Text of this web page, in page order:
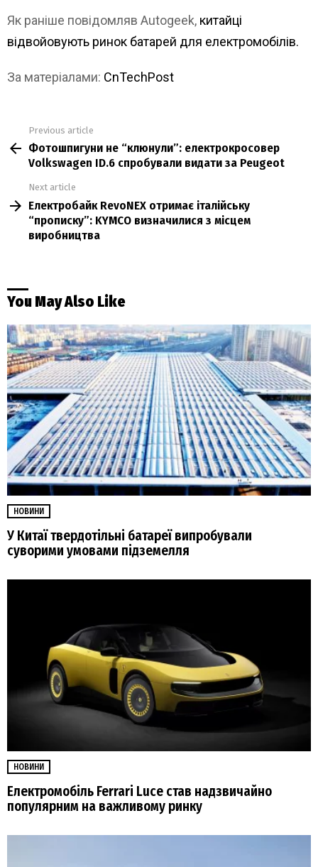
Як раніше повідомляв Autogeek, китайці
відвойовують ринок батарей для електромобілів.
За матеріалами: CnTechPost
more
Previous article
Фотошпигуни не “клюнули”: електрокросовер
Volkswagen ID.6 спробували видати за Peugeot
Next article
Електробайк RevoNEX отримає італійську
“прописку”: KYMCO визначилися з місцем
виробництва
You May Also Like
НОВИНИ
У Китаї твердотільні батареї випробували
суворими умовами підземелля
НОВИНИ
Електромобіль Ferrari Luce став надзвичайно
популярним на важливому ринку